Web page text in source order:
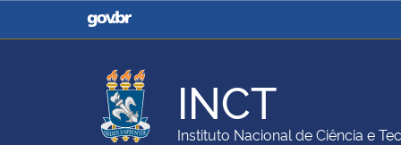
Casa Civil
Ministério da Justiça e
Ministério da Agricultura,
Pecuária e Abastecimento
INCT
Instituto Nacional de Ciência e